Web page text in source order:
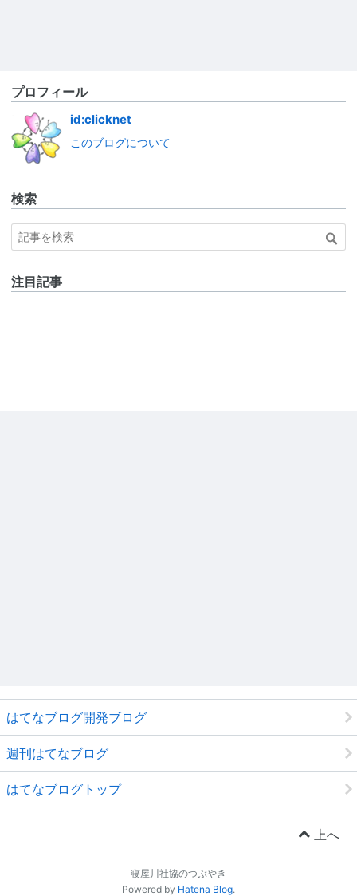
プロフィール
id:clicknet
このブログについて
検索
注目記事
はてなブログ開発ブログ
週刊はてなブログ
はてなブログトップ
上へ
寝屋川社協のつぶやき
Powered by Hatena Blog.